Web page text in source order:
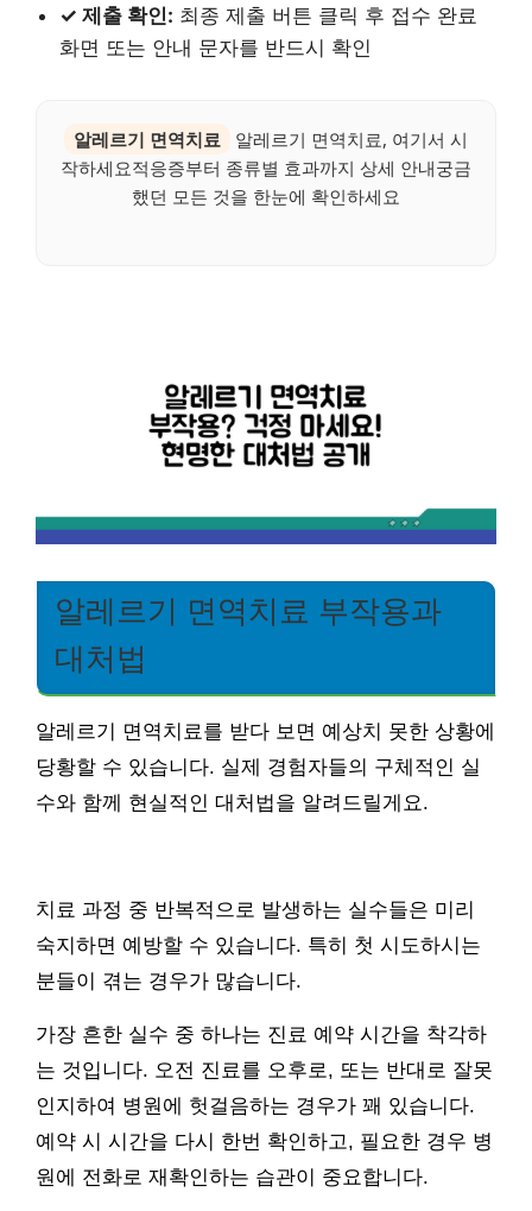
✓ 제출 확인: 최종 제출 버튼 클릭 후 접수 완료
화면 또는 안내 문자를 반드시 확인
알레르기 면역치료
알레르기 면역치료, 여기서 시
작하세요적응증부터 종류별 효과까지 상세 안내궁금
했던 모든 것을 한눈에 확인하세요
알레르기 면역치료 부작용과
대처법
알레르기 면역치료를 받다 보면 예상치 못한 상황에
당황할 수 있습니다. 실제 경험자들의 구체적인 실
수와 함께 현실적인 대처법을 알려드릴게요.
치료 과정 중 반복적으로 발생하는 실수들은 미리
숙지하면 예방할 수 있습니다. 특히 첫 시도하시는
분들이 겪는 경우가 많습니다.
가장 흔한 실수 중 하나는 진료 예약 시간을 착각하
는 것입니다. 오전 진료를 오후로, 또는 반대로 잘못
인지하여 병원에 헛걸음하는 경우가 꽤 있습니다.
예약 시 시간을 다시 한번 확인하고, 필요한 경우 병
원에 전화로 재확인하는 습관이 중요합니다.